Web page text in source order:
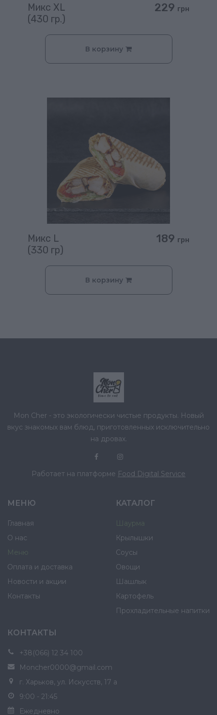
Микс XL
(430 гр.)
229 грн
В корзину
Микс L
(330 гр)
189 грн
В корзину
Mon Cher - это экологически чистые продукты. Новый
вкус знакомых вам блюд, приготовленных исключительно
на дровах.
Работает на платформе Food Digital Service
МЕНЮ
Главная
О нас
Меню
Оплата и доставка
Новости и акции
Контакты
КАТАЛОГ
Шаурма
Крылышки
Соусы
Овощи
Шашлык
Картофель
Прохладительные напитки
КОНТАКТЫ
+38(066) 12 34 100
Moncher0000@gmail.com
г. Харьков, ул. Искусств, 17 а
9:00 - 21:45
Ежедневно